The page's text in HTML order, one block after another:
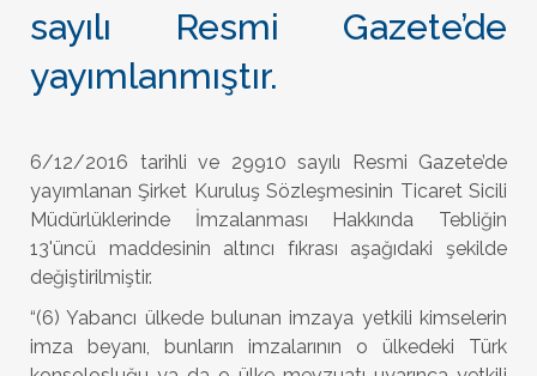
sayılı Resmi Gazete’de
yayımlanmıştır.
6/12/2016 tarihli ve 29910 sayılı Resmi Gazete’de
yayımlanan Şirket Kuruluş Sözleşmesinin Ticaret Sicili
Müdürlüklerinde İmzalanması Hakkında Tebliğin
13'üncü maddesinin altıncı fıkrası aşağıdaki şekilde
değiştirilmiştir.
“(6) Yabancı ülkede bulunan imzaya yetkili kimselerin
imza beyanı, bunların imzalarının o ülkedeki Türk